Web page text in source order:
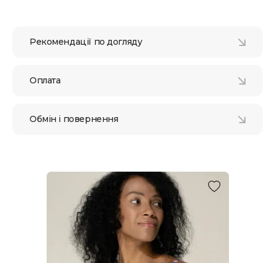
Рекомендації по догляду
Оплата
Обмін і повернення